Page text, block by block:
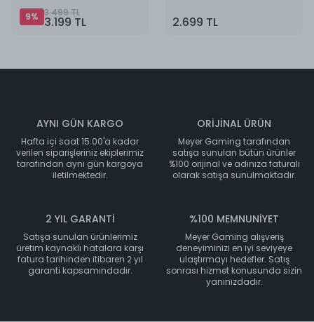
9% 3.499 TL
3.199 TL 2.699 TL
AYNI GÜN KARGO
Hafta içi saat 15:00'a kadar
verilen siparişleriniz ekiplerimiz
tarafından aynı gün kargoya
iletilmektedir.
ORİJİNAL ÜRÜN
Meyer Gaming tarafından
satışa sunulan bütün ürünler
%100 orijinal ve adınıza faturalı
olarak satışa sunulmaktadır.
2 YIL GARANTİ
Satışa sunulan ürünlerimiz
üretim kaynaklı hatalara karşı
fatura tarihinden itibaren 2 yıl
garanti kapsamındadır.
%100 MEMNUNİYET
Meyer Gaming alışveriş
deneyiminizi en iyi seviyeye
ulaştırmayı hedefler. Satış
sonrası hizmet konusunda sizin
yanınızdadır.